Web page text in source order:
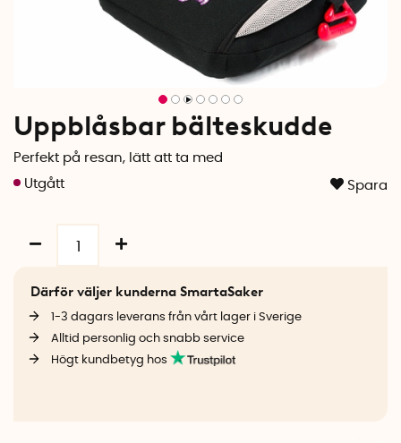
Uppblåsbar bälteskudde
Perfekt på resan, lätt att ta med
Spara
Därför väljer kunderna SmartaSaker
1-3 dagars leverans från vårt lager i Sverige
Alltid personlig och snabb service
Högt kundbetyg hos